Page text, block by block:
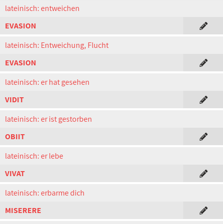
lateinisch: entweichen
EVASION
lateinisch: Entweichung, Flucht
EVASION
lateinisch: er hat gesehen
VIDIT
lateinisch: er ist gestorben
OBIIT
lateinisch: er lebe
VIVAT
lateinisch: erbarme dich
MISERERE